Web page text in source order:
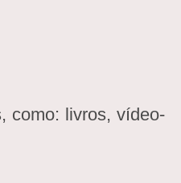
como: livros, vídeo-